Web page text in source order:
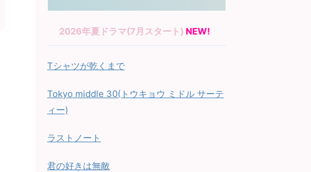
2026年夏ドラマ(7月スタート) NEW!
Tシャツが乾くまで
Tokyo middle 30(トウキョウ ミドル サーテ
ィー)
ラストノート
君の好きは無敵